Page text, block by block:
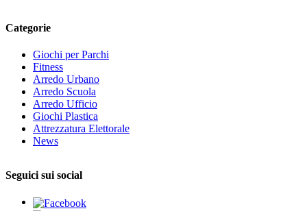
Categorie
Giochi per Parchi
Fitness
Arredo Urbano
Arredo Scuola
Arredo Ufficio
Giochi Plastica
Attrezzatura Elettorale
News
Seguici sui social